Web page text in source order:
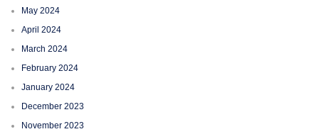
May 2024
April 2024
March 2024
February 2024
January 2024
December 2023
November 2023